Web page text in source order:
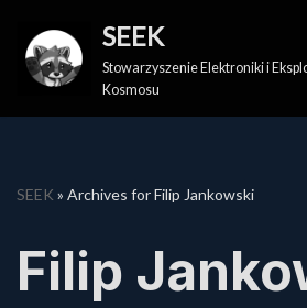
Skip
content
SEEK
Stowarzyszenie Elektroniki i
Kosmosu
SEEK » Archives for Filip Jankowski
Filip